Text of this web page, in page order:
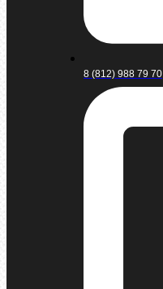
8 (812) 988 79 70